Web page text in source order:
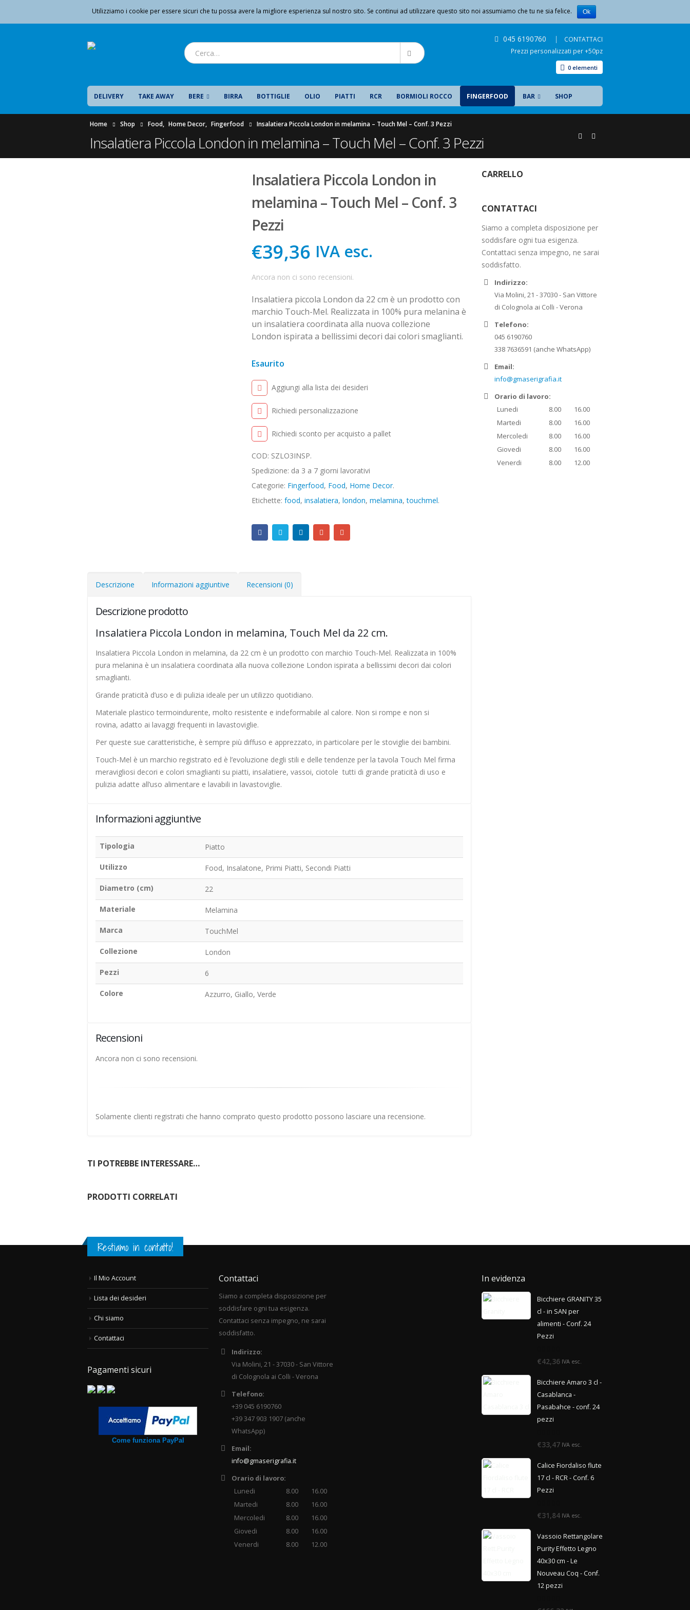
Benvenuto da GMA Serigrafia | IL MIO ACCOUNT LISTA DEI DESIDERI CHI SIAMO CONTATTACI
045 6190760 | CONTATTACI
Prezzi personalizzati per +50pz
0 elementi
DELIVERY TAKE AWAY BERE BIRRA BOTTIGLIE OLIO PIATTI RCR BORMIOLI ROCCO FINGERFOOD BAR SHOP
Home Shop Food, Home Decor, Fingerfood Insalatiera Piccola London in melamina – Touch Mel – Conf. 3 Pezzi
Insalatiera Piccola London in melamina – Touch Mel – Conf. 3 Pezzi
Insalatiera Piccola London in
melamina – Touch Mel – Conf. 3
Pezzi
€39,36 IVA esc.
Ancora non ci sono recensioni.
Insalatiera piccola London da 22 cm è un prodotto con
marchio Touch-Mel. Realizzata in 100% pura melanina è
un insalatiera coordinata alla nuova collezione
London ispirata a bellissimi decori dai colori smaglianti.
Esaurito
Aggiungi alla lista dei desideri
Richiedi personalizzazione
Richiedi sconto per acquisto a pallet
COD: SZLO3INSP.
Spedizione: da 3 a 7 giorni lavorativi
Categorie: Fingerfood, Food, Home Decor.
Etichette: food, insalatiera, london, melamina,touchmel.
Descrizione Informazioni aggiuntive Recensioni (0)
Descrizione prodotto
Insalatiera Piccola London in melamina, Touch Mel da 22 cm.
Insalatiera Piccola London in melamina, da 22 cm è un prodotto con marchio Touch-Mel. Realizzata in 100%
pura melanina è un insalatiera coordinata alla nuova collezione London ispirata a bellissimi decori dai colori
smaglianti.
Grande praticità d’uso e di pulizia ideale per un utilizzo quotidiano.
Materiale plastico termoindurente, molto resistente e indeformabile al calore. Non si rompe e non si
rovina, adatto ai lavaggi frequenti in lavastoviglie.
Per queste sue caratteristiche, è sempre più diffuso e apprezzato, in particolare per le stoviglie dei bambini.
Touch-Mel è un marchio registrato ed è l’evoluzione degli stili e delle tendenze per la tavola Touch Mel firma
meravigliosi decori e colori smaglianti su piatti, insalatiere, vassoi, ciotole tutti di grande praticità di uso e
pulizia adatte all’uso alimentare e lavabili in lavastoviglie.
Informazioni aggiuntive
Tipologia Piatto
Utilizzo Food, Insalatone, Primi Piatti, Secondi Piatti
Diametro (cm) 22
Materiale Melamina
Marca TouchMel
Collezione London
Pezzi 6
Colore Azzurro, Giallo, Verde
Recensioni
Ancora non ci sono recensioni.
Solamente clienti registrati che hanno comprato questo prodotto possono lasciare una recensione.
TI POTREBBE INTERESSARE…
PRODOTTI CORRELATI
CARRELLO
CONTATTACI
Siamo a completa disposizione per
soddisfare ogni tua esigenza.
Contattaci senza impegno, ne sarai
soddisfatto.
Indirizzo:
Via Molini, 21 - 37030 - San Vittore
di Colognola ai Colli - Verona
Telefono:
045 6190760
338 7636591 (anche WhatsApp)
Email:
info@gmaserigrafia.it
Orario di lavoro:
Lunedi
8.00
16.00
Martedi
8.00
16.00
Mercoledi
8.00
16.00
Giovedi
8.00
16.00
Venerdi
8.00 12.00
Restiamo in contatto!
Il Mio Account
Lista dei desideri
Chi siamo
Contattaci
Pagamenti sicuri
Come funziona PayPal
Contattaci
Siamo a completa disposizione per
soddisfare ogni tua esigenza.
Contattaci senza impegno, ne sarai
soddisfatto.
Indirizzo:
Via Molini, 21 - 37030 - San Vittore
di Colognola ai Colli - Verona
Telefono:
+39 045 6190760
+39 347 903 1907 (anche
WhatsApp)
Email:
info@gmaserigrafia.it
Orario di lavoro:
Lunedi
8.00
16.00
Martedi
8.00
16.00
Mercoledi
8.00
16.00
Giovedi
8.00
16.00
Venerdi
8.00 12.00
In evidenza
Bicchiere GRANITY 35
cl - in SAN per
alimenti - Conf. 24
Pezzi
0
di
€42,36 IVA esc.
Bicchiere Amaro 3 cl -
Casablanca -
Pasabahce - conf. 24
pezzi
0
di
€33,47 IVA esc.
Calice Fiordaliso flute
17 cl - RCR - Conf. 6
Pezzi
0
di
€31,84 IVA esc.
Vassoio Rettangolare
Purity Effetto Legno
40x30 cm - Le
Nouveau Coq - Conf.
12 pezzi
0
Utilizziamo i cookie per essere sicuri che tu possa avere la migliore esperienza sul nostro sito. Se continui ad utilizzare questo sito noi assumiamo che tu ne sia felice. Ok